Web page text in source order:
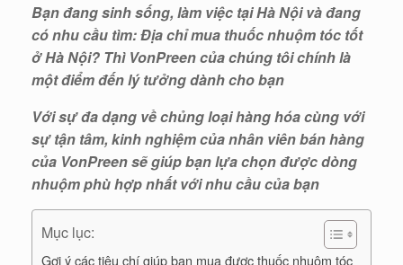
Bạn đang sinh sống, làm việc tại Hà Nội và đang
có nhu cầu tìm: Địa chỉ mua thuốc nhuộm tóc tốt
ở Hà Nội? Thì VonPreen của chúng tôi chính là
một điểm đến lý tưởng dành cho bạn
Với sự đa dạng về chủng loại hàng hóa cùng với
sự tận tâm, kinh nghiệm của nhân viên bán hàng
của VonPreen sẽ giúp bạn lựa chọn được dòng
nhuộm phù hợp nhất với nhu cầu của bạn
Mục lục:
Gợi ý các tiêu chí giúp bạn mua được thuốc nhuộm tóc